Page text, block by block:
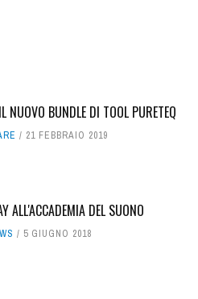
NUOVO BUNDLE DI TOOL PURETEQ
21 FEBBRAIO 2019
ALL'ACCADEMIA DEL SUONO
5 GIUGNO 2018